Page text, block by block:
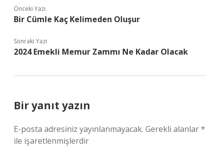
Önceki Yazı
Bir Cümle Kaç Kelimeden Oluşur
Sonraki Yazı
2024 Emekli Memur Zammı Ne Kadar Olacak
Bir yanıt yazın
E-posta adresiniz yayınlanmayacak. Gerekli alanlar*
ile işaretlenmişlerdir